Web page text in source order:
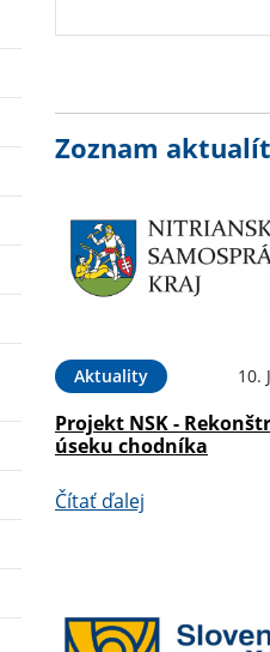
Zoznam
Aktuality 10.
Projekt NSK -
úseku chodníka
Čítať ďalej